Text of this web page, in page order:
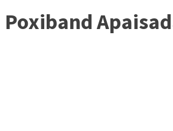
Poxiband